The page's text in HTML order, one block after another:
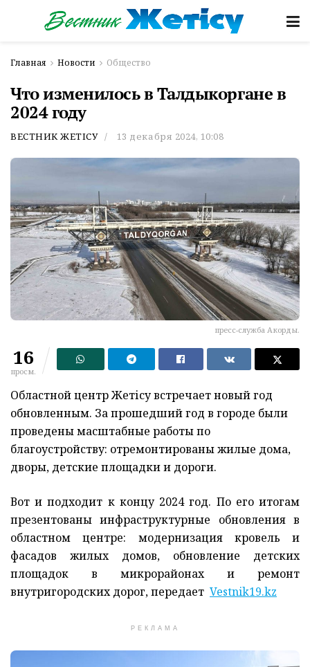
Главная Новости Общество
Что изменилось в Талдыкоргане в
2024 году
ВЕСТНИК ЖЕТІСУ 13 декабря 2024, 10:08
пресс-служба Акорды.
16
просм.
Областной центр Жетісу встречает новый год
обновленным. За прошедший год в городе были
проведены масштабные работы по
благоустройству: отремонтированы жилые дома,
дворы, детские площадки и дороги.
Вот и подходит к концу 2024 год. По его итогам
презентованы инфраструктурные обновления в
областном центре: модернизация кровель и
фасадов жилых домов, обновление детских
площадок в микрорайонах и ремонт
внутригородских дорог, передает Vestnik19.kz
РЕКЛАМА